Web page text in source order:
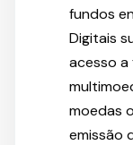
fundos
Digitais
acesso
moedas
emissão